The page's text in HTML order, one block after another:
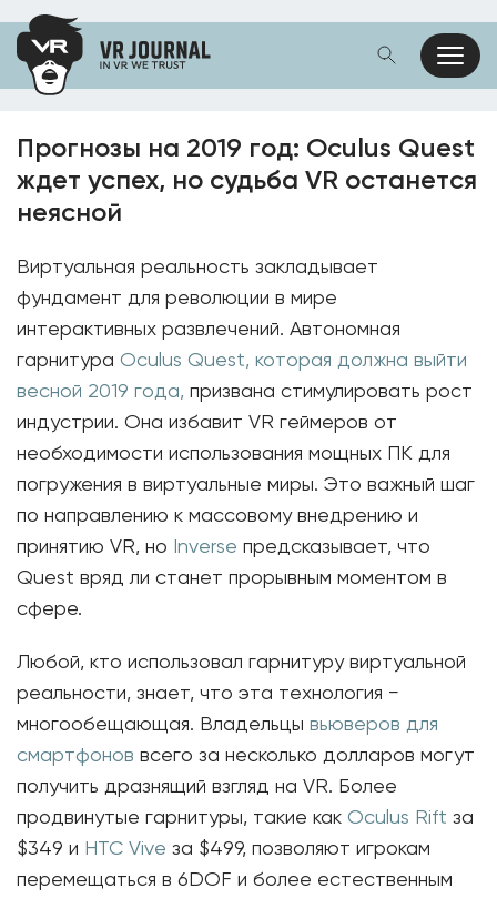
Прогнозы на 2019 год: Oculus Quest
ждет успех, но судьба VR останется
неясной
Виртуальная реальность закладывает
фундамент для революции в мире
интерактивных развлечений. Автономная
гарнитура Oculus Quest, которая должна выйти
весной 2019 года, призвана стимулировать рост
индустрии. Она избавит VR геймеров от
необходимости использования мощных ПК для
погружения в виртуальные миры. Это важный шаг
по направлению к массовому внедрению и
принятию VR, но Inverse предсказывает, что
Quest вряд ли станет прорывным моментом в
сфере.
Любой, кто использовал гарнитуру виртуальной
реальности, знает, что эта технология −
многообещающая. Владельцы вьюверов для
смартфонов всего за несколько долларов могут
получить дразнящий взгляд на VR. Более
продвинутые гарнитуры, такие как Oculus Rift за
$349 и HTC Vive за $499, позволяют игрокам
перемещаться в 6DOF и более естественным